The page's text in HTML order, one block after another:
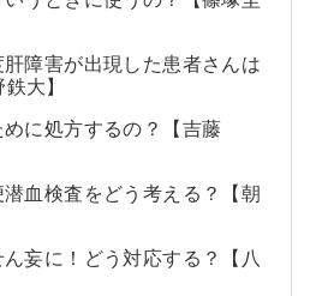
障害が出現した患者さんは
大】
に処方するの？【吉藤
血検査をどう考える？【朝
妄に！どう対応する？【八